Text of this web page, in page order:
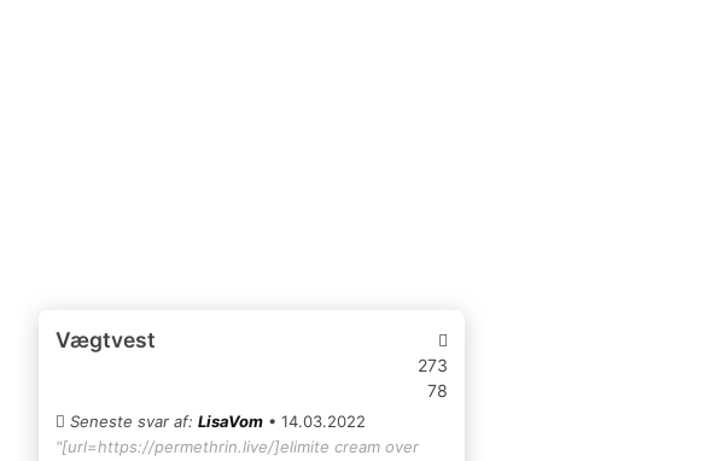
Vægtvest
273
78
Seneste svar af: LisaVom• 14.03.2022
"[url=https://permethrin.live/]elimite cream over